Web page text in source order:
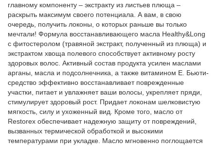
главному компоненту – экстракту из листьев плюща –
раскрыть максимум своего потенциала. А вам, в свою
очередь, получить локоны, о которых раньше вы только
мечтали! Формула восстанавливающего масла Healthy&Long
с фитостеролом (травяной экстракт, полученный из плюща) и
экстрактом хвоща полевого способствует активному росту
здоровых волос. Активный состав продукта усилен маслами
арганы, масла и подсолнечника, а также витамином Е. Бьюти-
средство эффективно восстанавливает поврежденные
участки, питает и увлажняет ваши волосы, укрепляет пряди,
стимулирует здоровый рост. Придает локонам шелковистую
мягкость, силу и ухоженный вид. Кроме того, масло от
Restorex обеспечивает надежную защиту от повреждений,
вызванных термической обработкой и высокими
температурами при укладке. Масло мгновенно поглощается